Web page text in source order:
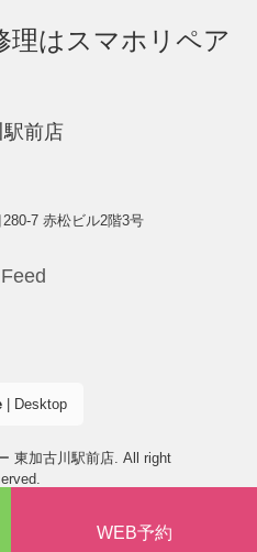
WEB予約
前店
7 赤松ビル2階3号
Feed
| Desktop
東加古川駅前店. All right